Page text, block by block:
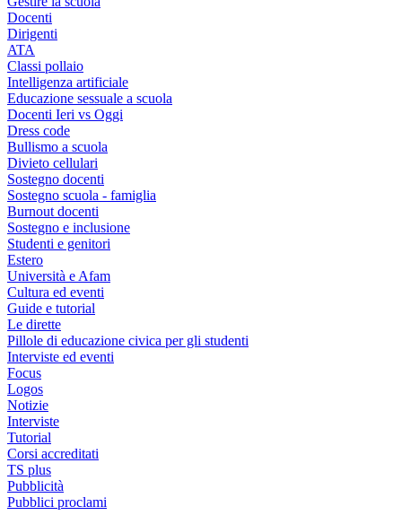
Docenti
Dirigenti
ATA
Classi pollaio
Intelligenza artificiale
Educazione sessuale a scuola
Docenti Ieri vs Oggi
Dress code
Bullismo a scuola
Divieto cellulari
Sostegno docenti
Sostegno scuola - famiglia
Burnout docenti
Sostegno e inclusione
Studenti e genitori
Estero
Università e Afam
Cultura ed eventi
Guide e tutorial
Le dirette
Pillole di educazione civica per gli studenti
Interviste ed eventi
Focus
Logos
Notizie
Interviste
Tutorial
Corsi accreditati
TS plus
Pubblicità
Pubblici proclami